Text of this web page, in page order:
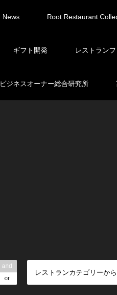
News Root Restaurant
ギフト開発 レストラン
ビジネスオーナー総合研究所
and
or
レストランカテゴリーか